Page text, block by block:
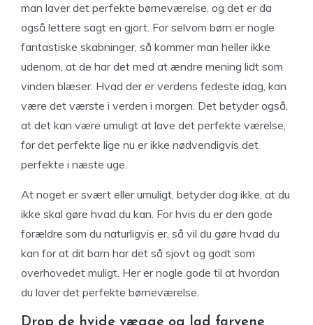
man laver det perfekte børneværelse, og det er da
også lettere sagt en gjort. For selvom børn er nogle
fantastiske skabninger, så kommer man heller ikke
udenom, at de har det med at ændre mening lidt som
vinden blæser. Hvad der er verdens fedeste idag, kan
være det værste i verden i morgen. Det betyder også,
at det kan være umuligt at lave det perfekte værelse,
for det perfekte lige nu er ikke nødvendigvis det
perfekte i næste uge.
At noget er svært eller umuligt, betyder dog ikke, at du
ikke skal gøre hvad du kan. For hvis du er den gode
forældre som du naturligvis er, så vil du gøre hvad du
kan for at dit barn har det så sjovt og godt som
overhovedet muligt. Her er nogle gode til at hvordan
du laver det perfekte børneværelse.
Drop de hvide vægge og lad farvene